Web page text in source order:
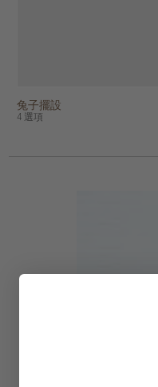
兔子擺設
4 選項
香港區域印花容器
2 選項
螺旋印花容器
2 選項
裝飾蘋果
2 選項
柚木容器連蓋
柚木淺口碗
混合天然物雙色掛牆裝飾
藤織圓盤掛牆裝飾
雲石蛋形紙鎮
3 選項
雲石容器 (連纖細蓋子)
2 選項